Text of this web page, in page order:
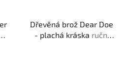
Dřevěná brož Dear Doe
- plachá kráska ruční